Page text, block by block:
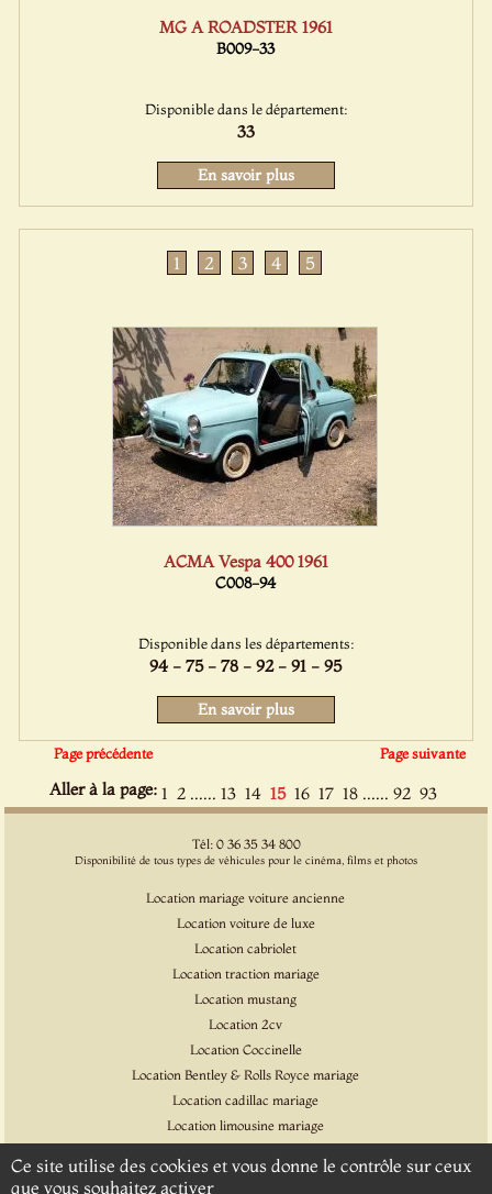
MG A ROADSTER 1961
B009-33
Disponible dans le département:
33
En savoir plus
1 2 3 4 5
ACMA Vespa 400 1961
C008-94
Disponible dans les départements:
94 - 75 - 78 - 92 - 91 - 95
En savoir plus
Page précédente Page suivante
Aller à la page: 1 2 ...... 13 14 15 16 17 18 ...... 92 93
Tél: 0 36 35 34 800
Disponibilité de tous types de véhicules pour le cinéma, films et photos
Location mariage voiture ancienne
Location voiture de luxe
Location cabriolet
Location traction mariage
Location mustang
Location 2cv
Location Coccinelle
Location Bentley & Rolls Royce mariage
Location cadillac mariage
Location limousine mariage
Location Citroen DS
Ce site utilise des cookies et vous donne le contrôle sur ceux
que vous souhaitez activer